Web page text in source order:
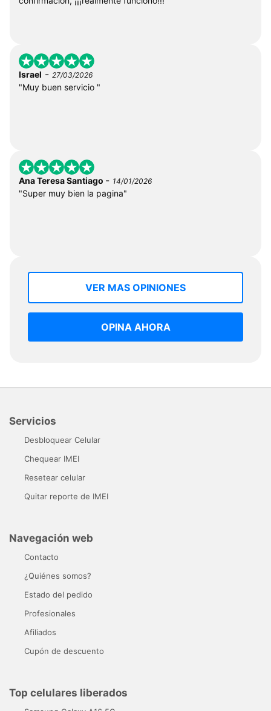
Israel - 27/03/2026
"Muy buen servicio "
Ana Teresa Santiago - 14/01/2026
"Super muy bien la pagina"
VER MAS OPINIONES
OPINA AHORA
Servicios
Desbloquear Celular
Chequear IMEI
Resetear celular
Quitar reporte de IMEI
Navegación web
Contacto
¿Quiénes somos?
Estado del pedido
Profesionales
Afiliados
Cupón de descuento
Top celulares liberados